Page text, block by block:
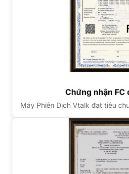
Chứng nhận FC
Máy Phiên Dịch Vtalk đạt tiêu